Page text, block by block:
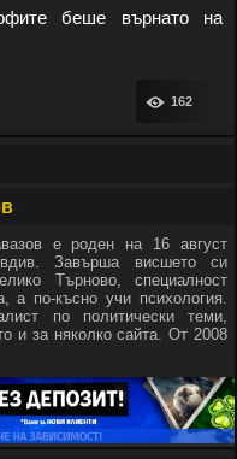
беше върнато на
162
е роден на 16 август
Завърша висшето си
Търново, специалност
а по-късно учи психология.
по политически теми,
и за няколко сайта. От 2008